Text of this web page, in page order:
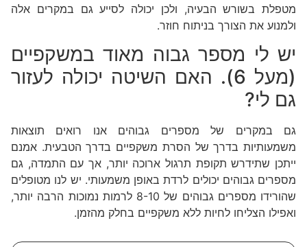
מטפלת בשורש הבעיה, ולכן יכולה לסייע גם במקרים אלה
ולמנוע את הצורך בניתוח חוזר.
יש לי מספר גבוה מאוד במשקפיים
(מעל 6). האם השיטה יכולה לעזור
גם לי?
גם במקרים של מספרים גבוהים אנו רואים תוצאות
משמעותיות בדרך של הסרת משקפיים בדרך הטבעית. אמנם
ייתכן שתידרש תקופת תרגול ארוכה יותר, אך עם התמדה, גם
מספרים גבוהים יכולים לרדת באופן משמעותי. יש לנו מטופלים
שהורידו מספרים גבוהים של 8-10 לרמות נמוכות הרבה יותר,
ואפילו הצליחו לחיות ללא משקפיים בחלק מהזמן.